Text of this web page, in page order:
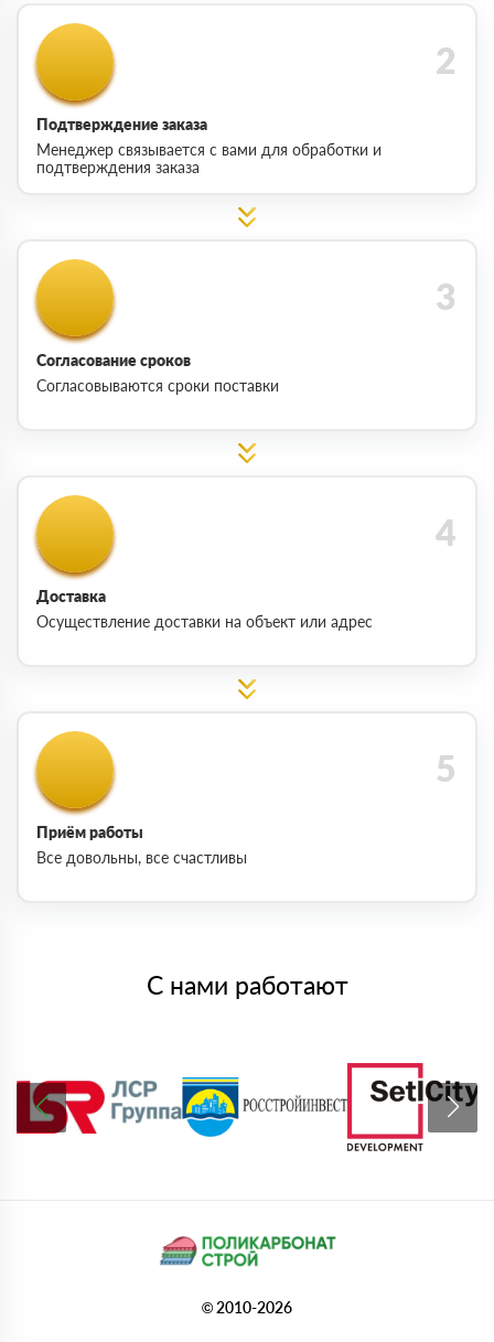
Подтверждение заказа
Менеджер связывается с вами для обработки и
подтверждения заказа
Согласование сроков
Согласовываются сроки поставки
Доставка
Осуществление доставки на объект или адрес
Приём работы
Все довольны, все счастливы
С нами работают
© 2010-2026